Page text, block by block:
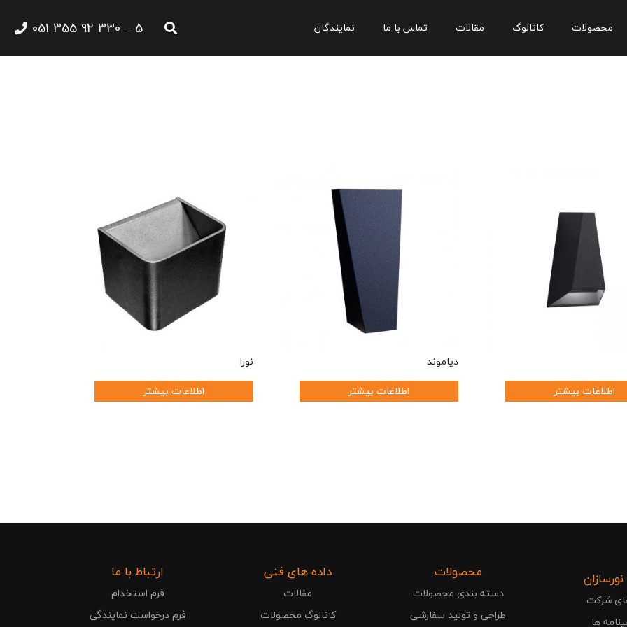
محصولات کاتالوگ مقالات تماس با ما نمایندگان 5 – 330 92 355 051
اطلاعات بیشتر
دیاموند
اطلاعات بیشتر
نورا
اطلاعات بیشتر
نورسازان
شرکت
ها
محصولات
دسته بندی محصولات
طراحی و تولید سفارشی
داده های فنی
مقالات
کاتالوگ محصولات
ارتباط با ما
فرم استخدام
فرم درخواست نمایندگی